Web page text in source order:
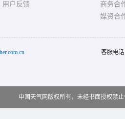
用户反馈
商务合
媒资合
客服电
中国天气网版权所有，未经书面授权